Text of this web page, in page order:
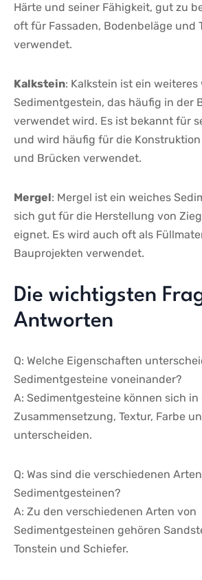
Härte ‍und seiner Fähigkeit, gut zu
oft⁢ für Fassaden, Bodenbeläge und
verwendet.
Kalkstein: Kalkstein ist ein
Sedimentgestein, das häufig‌ in der
verwendet wird. Es ⁤ist bekannt ​für
⁤und wird häufig für die
und Brücken verwendet.
Mergel: Mergel ⁢ist ein weiches
sich‌ gut für die Herstellung von
eignet. Es wird auch oft als
Bauprojekten ‍verwendet.
Die wichtigsten
Antworten
Q: Welche Eigenschaften
Sedimentgesteine voneinander?
A: Sedimentgesteine ⁢können sich⁢ in⁤
Zusammensetzung, Textur, Farbe​
‌unterscheiden.
Q: ⁣Was sind die verschiedenen
Sedimentgesteinen?
A:​ Zu den verschiedenen ​Arten von
Sedimentgesteinen gehören
Tonstein und Schiefer.